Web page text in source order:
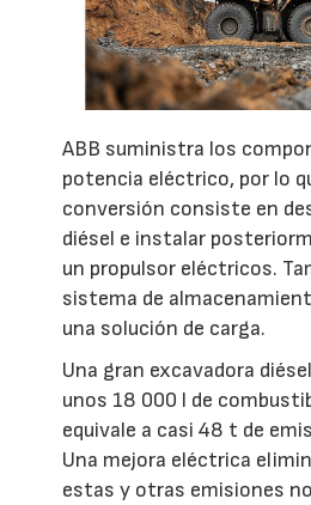
ABB suministra los
potencia eléctrico, por lo
conversión consiste en
diésel e instalar
un propulsor eléctricos.
sistema de
una solución de carga.
Una gran excavadora
unos 18 000 l de
equivale a casi 48 t de
Una mejora eléctrica
estas y otras emisiones